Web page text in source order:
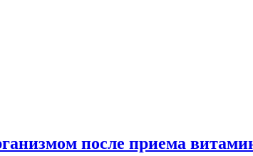
после приема